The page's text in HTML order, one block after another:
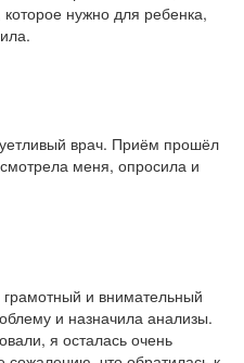
нужно для ребенка,
врач. Приём прошёл
меня, опросила и
и внимательный
и назначила анализы.
я осталась очень